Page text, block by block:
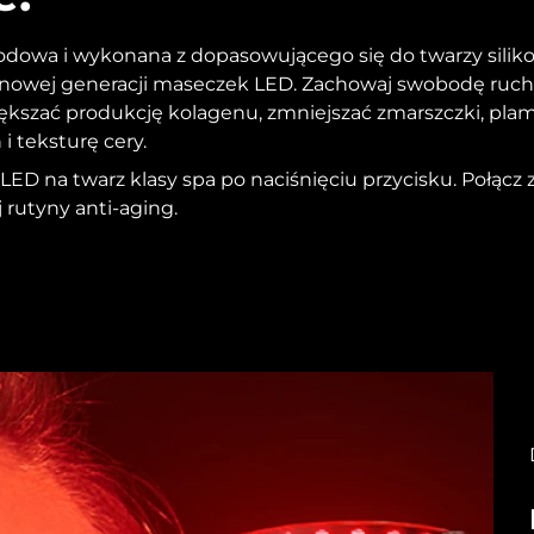
i wykonana z dopasowującego się do twarzy
generacji maseczek LED. Zachowaj swobodę
produkcję kolagenu, zmniejszać zmarszczki,
i teksturę cery.
na twarz klasy spa po naciśnięciu przycisku. Połącz
rutyny anti-aging.